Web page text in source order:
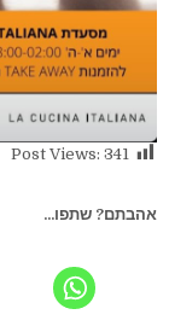
Post Views: 341
אהבתם? שתפו...